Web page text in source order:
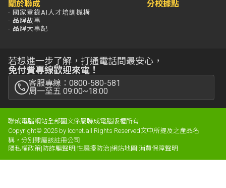
關於聯成
- 國家登錄AI人才培訓機構
- 品牌故事
- 品牌大事記
分校據點
若想進一步了解，打通電話問最安心，
免付費專線歡迎來電！
客服專線：0800-580-581
周一至五 09:00~18:00
聯成電腦網站全部圖文係屬聯成電腦版權所有
Copyright© 2025 by lccnet.all Rights Reserved文中所提及之產品名
稱，分別隸屬該註冊公司
隱私權政策|防詐騙聲明|性騷擾防治|網站地圖|消費保障聲明